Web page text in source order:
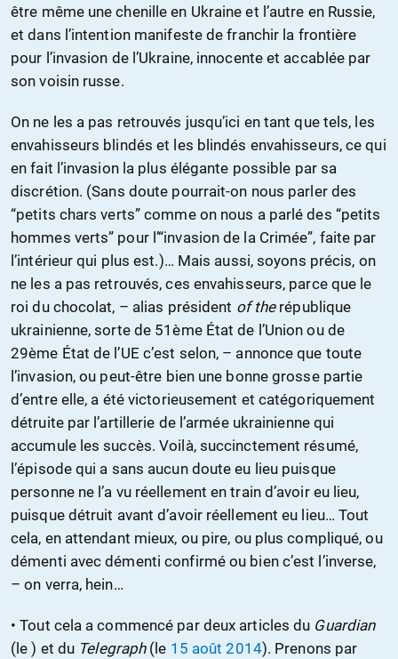
être même une chenille en Ukraine et l’autre en Russie,
et dans l’intention manifeste de franchir la frontière
pour l’invasion de l’Ukraine, innocente et accablée par
son voisin russe.
On ne les a pas retrouvés jusqu’ici en tant que tels, les
envahisseurs blindés et les blindés envahisseurs, ce qui
en fait l’invasion la plus élégante possible par sa
discrétion. (Sans doute pourrait-on nous parler des
“petits chars verts” comme on nous a parlé des “petits
hommes verts” pour l’“invasion de la Crimée”, faite par
l’intérieur qui plus est.)… Mais aussi, soyons précis, on
ne les a pas retrouvés, ces envahisseurs, parce que le
roi du chocolat, – alias président of therépublique
ukrainienne, sorte de 51ème État de l’Union ou de
29ème État de l’UE c’est selon, – annonce que toute
l’invasion, ou peut-être bien une bonne grosse partie
d’entre elle, a été victorieusement et catégoriquement
détruite par l’artillerie de l’armée ukrainienne qui
accumule les succès. Voilà, succinctement résumé,
l’épisode qui a sans aucun doute eu lieu puisque
personne ne l’a vu réellement en train d’avoir eu lieu,
puisque détruit avant d’avoir réellement eu lieu… Tout
cela, en attendant mieux, ou pire, ou plus compliqué, ou
démenti avec démenti confirmé ou bien c’est l’inverse,
– on verra, hein…
• Tout cela a commencé par deux articles du Guardian
(le ) et du Telegraph(le 15 août 2014). Prenons par